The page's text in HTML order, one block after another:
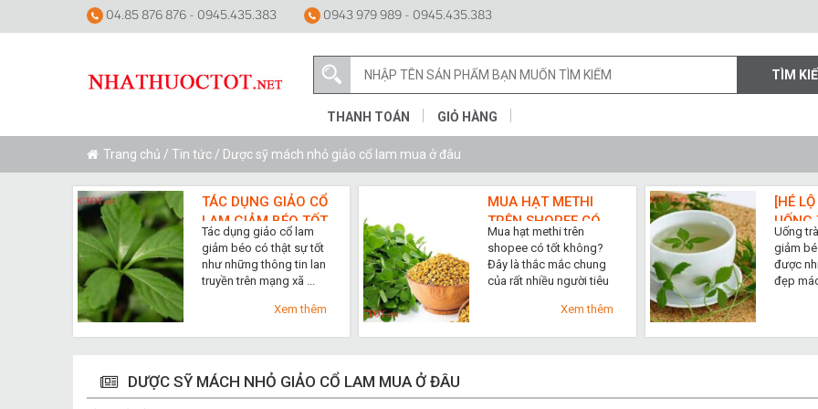
04.85 876 876 - 0945.435.383 0943 979 989 - 0945.435.383
THANH TOÁN GIỎ HÀNG
Trang chủ / Tin tức/ Dược sỹ mách nhỏ giảo cổ lam mua ở đâu
TÁC DỤNG GIẢO CỔ
LAM GIẢM BÉO TỐT
NHẤT
Tác dụng giảo cổ lam
giảm béo có thật sự tốt
như những thông tin lan
truyền trên mạng xã ...
Xem thêm
MUA HẠT METHI
TRÊN SHOPEE CÓ
TỐT KHÔNG?
Mua hạt methi trên
shopee có tốt không?
Đây là thắc mắc chung
của rất nhiều người tiêu
Xem thêm
[HÉ
UỐNG
LAM
THẬT
Uống
giảm
được
đẹp
DƯỢC SỸ MÁCH NHỎ GIẢO CỔ LAM MUA Ở ĐÂU